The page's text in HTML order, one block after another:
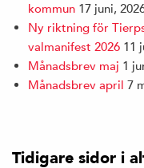
kommun 17 juni,
Ny riktning för
valmanifest 2026 11
Månadsbrev maj 1
Månadsbrev april 7
Tidigare sidor i